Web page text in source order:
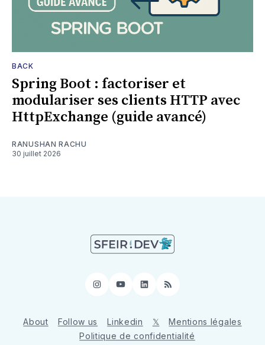
BACK
Spring Boot : factoriser et
modulariser ses clients HTTP avec
HttpExchange (guide avancé)
RANUSHAN RACHU
30 juillet 2026
Instagram
YouTubeLinkedIn
RSS
About Follow us Linkedin 𝕏
Mentions légales
Politique de confidentialité